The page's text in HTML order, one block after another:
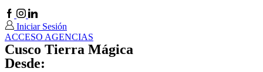
Facebook
Instagram
Linkedin
Iniciar Sesión
ACCESO AGENCIAS
Cusco Tierra Mágica
Desde: